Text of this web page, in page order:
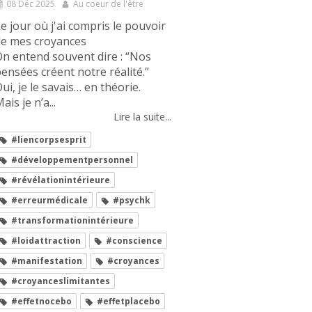
08 Déc 2025 Au coeur de l'être
jour où j'ai compris le pouvoir
mes croyances
entend souvent dire : “Nos
créent notre réalité.”
je le savais… en théorie.
je n’a...
Lire la suite...
#liencorpsesprit
#développementpersonnel
#révélationintérieure
#erreurmédicale
#psychk
#transformationintérieure
#loidattraction
#conscience
#manifestation
#croyances
#croyanceslimitantes
#effetnocebo
#effetplacebo